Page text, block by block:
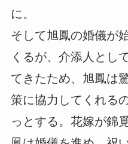
に。
そして旭鳳の婚儀が
くるが、介添人とし
てきたため、旭鳳は
策に協力してくれる
っとする。花嫁が錦